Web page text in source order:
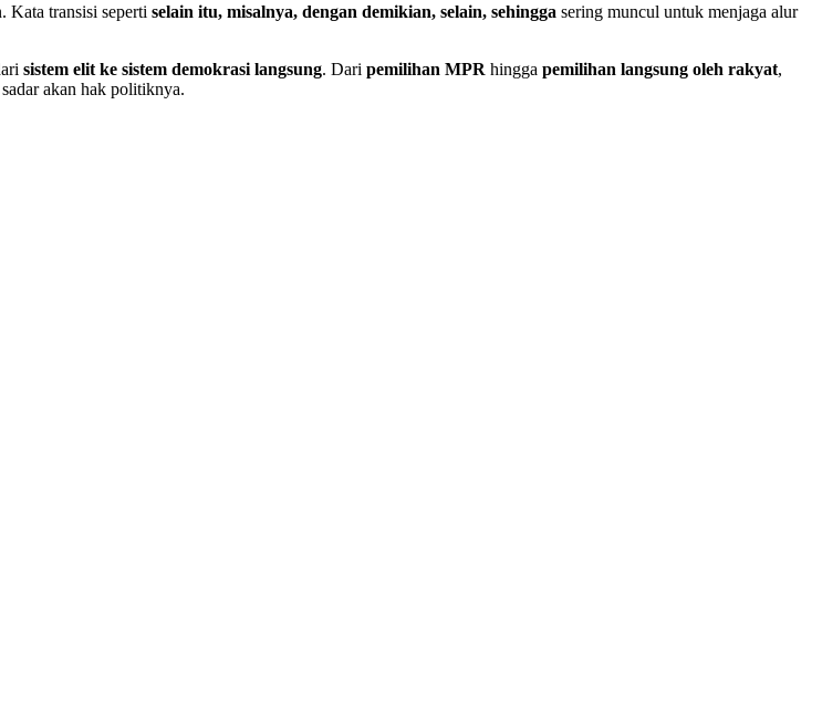
Kata transisi seperti selain itu, misalnya, dengan demikian, selain, sehingga sering muncul untuk menjaga alur
sistem elit ke sistem demokrasi langsung. Dari pemilihan MPR hingga pemilihan langsung oleh rakyat,
akan hak politiknya.